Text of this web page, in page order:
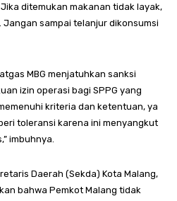
ditemukan makanan tidak layak,
sampai telanjur dikonsumsi
MBG menjatuhkan sanksi
izin operasi bagi SPPG yang
kriteria dan ketentuan, ya
toleransi karena ini menyangkut
imbuhnya.
Daerah (Sekda) Kota Malang,
bahwa Pemkot Malang tidak